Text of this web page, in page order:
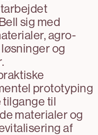
sig med
agro-
og
prototyping
tilgange til
materialer og
af